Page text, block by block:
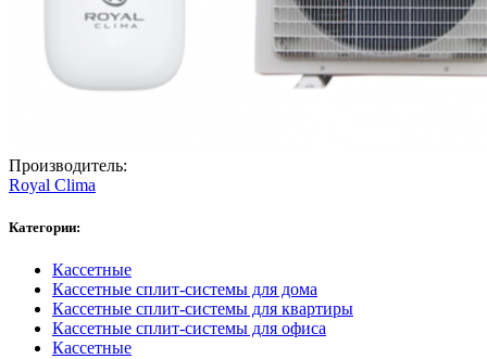
Производитель:
Royal Clima
Категории:
Кассетные
Кассетные сплит-системы для дома
Кассетные сплит-системы для квартиры
Кассетные сплит-системы для офиса
Кассетные